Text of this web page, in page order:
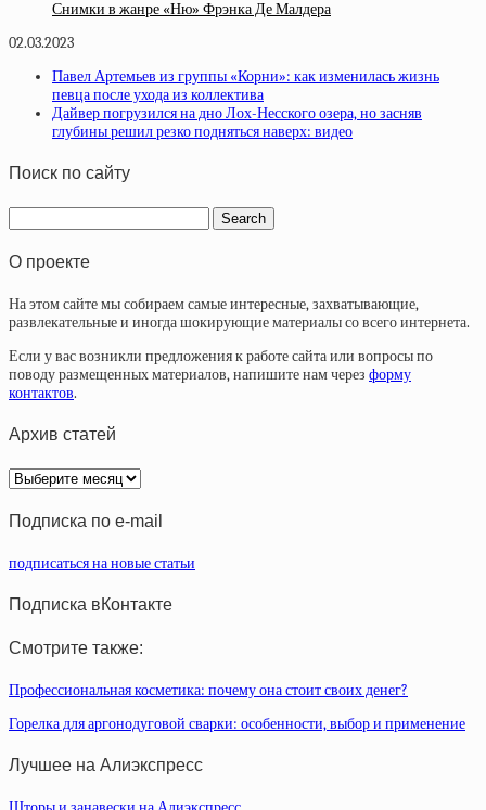
Снимки в жанре «Ню» Фрэнка Де Малдера
02.03.2023
Павел Артемьев из группы «Корни»: как изменилась жизнь
певца после ухода из коллектива
Дайвер погрузился на дно Лох-Несского озера, но засняв
глубины решил резко подняться наверх: видео
Поиск по сайту
О проекте
На этом сайте мы собираем самые интересные, захватывающие,
развлекательные и иногда шокирующие материалы со всего интернета.
Если у вас возникли предложения к работе сайта или вопросы по
поводу размещенных материалов, напишите нам через форму
контактов.
Архив статей
Архив
статей
Подписка по e-mail
подписаться на новые статьи
Подписка вКонтакте
Смотрите также:
Профессиональная косметика: почему она стоит своих денег?
Горелка для аргонодуговой сварки: особенности, выбор и применение
Лучшее на Алиэкспресс